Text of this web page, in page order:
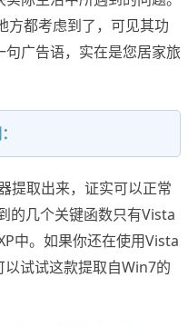
方都考虑到了，可见其功
广告语，实在是您居家旅
取出来，证实可以正常
的几个关键函数只有Vista
中。如果你还在使用Vista
试试这款提取自Win7的